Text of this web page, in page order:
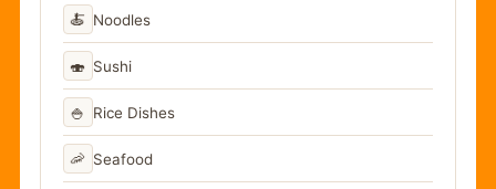
🍝 Noodles
🍣 Sushi
🍚 Rice Dishes
🦐 Seafood